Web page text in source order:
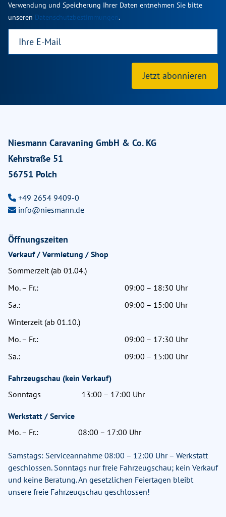
Verwendung und Speicherung Ihrer Daten entnehmen Sie bitte
unseren Datenschutzbestimmungen.
Jetzt abonnieren
Niesmann Caravaning GmbH & Co. KG
Kehrstraße 51
56751 Polch
+49 2654 9409-0
info@niesmann.de
Öffnungszeiten
Verkauf / Vermietung / Shop
Sommerzeit (ab 01.04.)
Mo. – Fr.:
09:00 – 18:30 Uhr
Sa.:
09:00 – 15:00 Uhr
Winterzeit (ab 01.10.)
Mo. – Fr.:
09:00 – 17:30 Uhr
Sa.:
09:00 – 15:00 Uhr
Fahrzeugschau (kein Verkauf)
Sonntags
13:00 – 17:00 Uhr
Werkstatt / Service
Mo. – Fr.:
08:00 – 17:00 Uhr
Samstags: Serviceannahme 08:00 – 12:00 Uhr – Werkstatt
geschlossen. Sonntags nur freie Fahrzeugschau; kein Verkauf
und keine Beratung. An gesetzlichen Feiertagen bleibt
unsere freie Fahrzeugschau geschlossen!